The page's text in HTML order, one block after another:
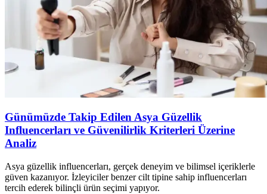
Günümüzde Takip Edilen Asya Güzellik
Influencerları ve Güvenilirlik Kriterleri Üzerine
Analiz
Asya güzellik influencerları, gerçek deneyim ve bilimsel içeriklerle
güven kazanıyor. İzleyiciler benzer cilt tipine sahip influencerları
tercih ederek bilinçli ürün seçimi yapıyor.